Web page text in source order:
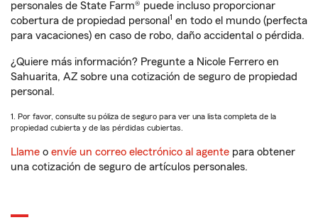
personales de State Farm® puede incluso proporcionar
cobertura de propiedad personal 1 en todo el mundo (perfecta
para vacaciones) en caso de robo, daño accidental o pérdida.
¿Quiere más información? Pregunte a Nicole Ferrero en
Sahuarita, AZ sobre una cotización de seguro de propiedad
personal.
1. Por favor, consulte su póliza de seguro para ver una lista completa de la
propiedad cubierta y de las pérdidas cubiertas.
Llame o envíe un correo electrónico al agente para obtener
una cotización de seguro de artículos personales.